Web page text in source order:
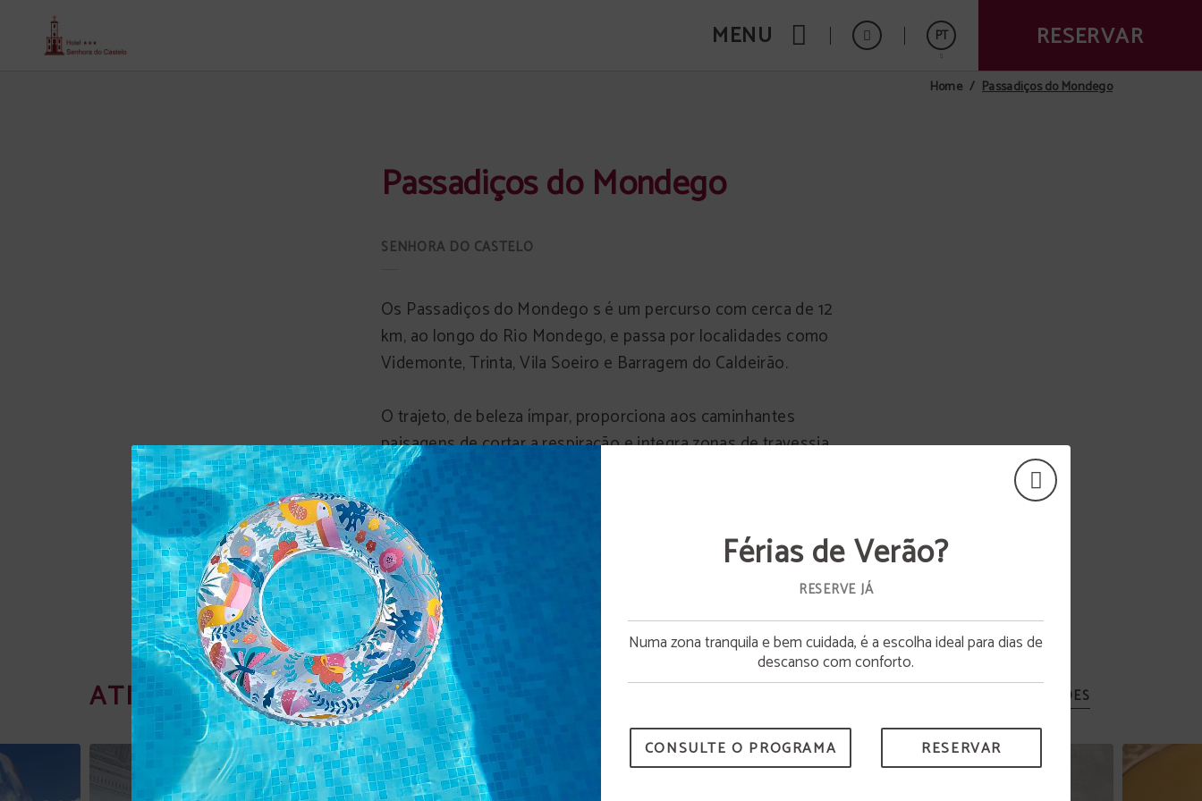
MENU PT RESERVAR
Home Passadiços do Mondego
Passadiços do Mondego
Os Passadiços do Mondego s é um percurso com cerca de 12
km, ao longo do Rio Mondego, e passa por localidades como
Videmonte, Trinta, Vila Soeiro e Barragem do Caldeirão.
O trajeto, de beleza ímpar, proporciona aos caminhantes
paisagens de cortar a respiração e integra zonas de travessia,
passadiços e pontes suspensas.
MAIS INFORMAÇÃO
ATIVIDADES NA REGIÃO VER TODAS AS ATIVIDADES
Abertura da piscina
A piscina estará disponível a partir de 15 de junho.
Férias de Verão?
RESERVE JÁ
Numa zona tranquila e bem cuidada, é a escolha ideal para dias de
descanso com conforto.
CONSULTE O PROGRAMA RESERVAR